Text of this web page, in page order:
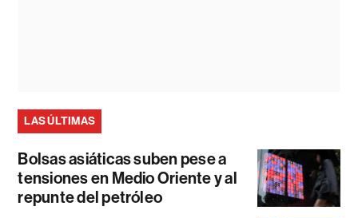
LAS ÚLTIMAS
Bolsas asiáticas suben pese a
tensiones en Medio Oriente y al
repunte del petróleo